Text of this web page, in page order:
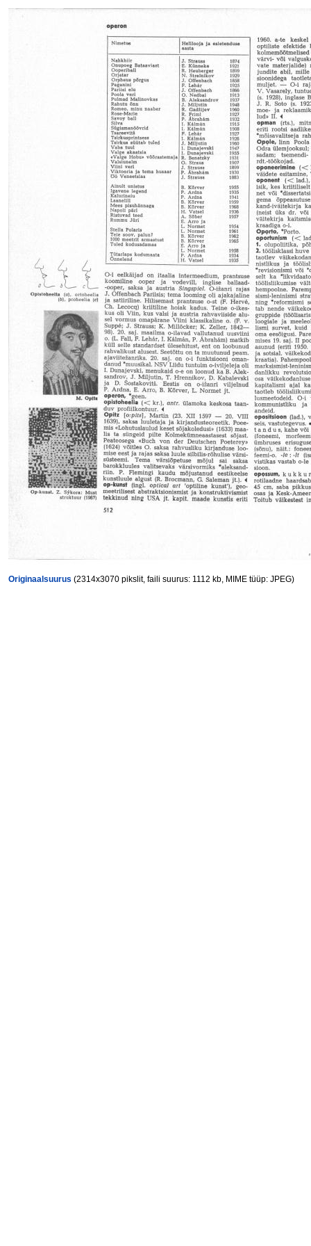
Originaalsuurus (2314x3070 pikslit, faili suurus: 1112 kb, MIME tüüp: JPEG)